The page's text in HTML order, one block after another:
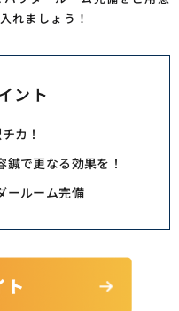
れましょう！
ント
カ！
で更なる効果を！
ールーム完備